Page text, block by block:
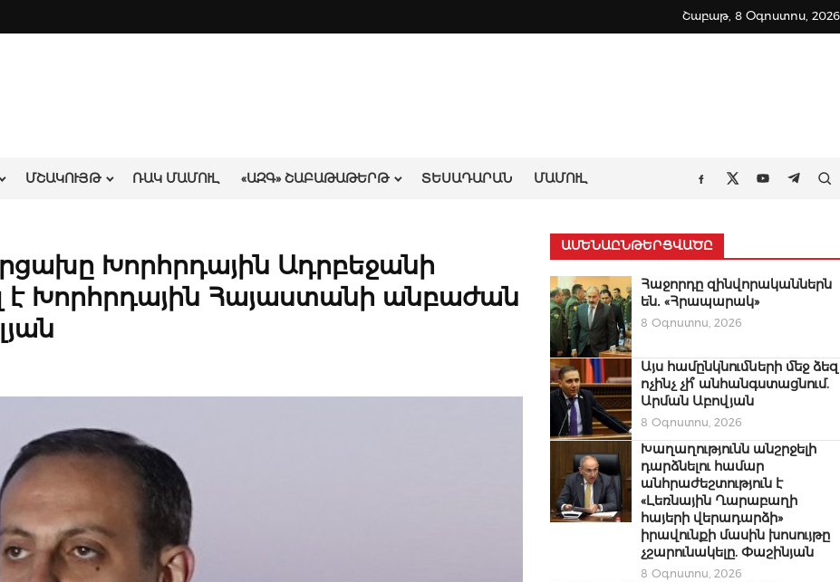
Շաբաթ, 8 Օգոստոս, 2026
ՄՇԱԿՈՒՅԹ ՌԱԿ ՄԱՄՈՒԼ «ԱԶԳ» ՇԱԲԱԹԱԹԵՐԹ ՏԵՍԱԴԱՐԱՆ ՄԱՄՈՒԼ
Facebook
TwitterYoutube
Խորհրդային Ադրբեջանի
է Խորհրդային Հայաստանի անբաժան
ԱՄԵՆԱԸՆԹԵՐՑՎԱԾԸ
Հաջորդը զինվորականներն
են․ «Հրապարակ»
8 Օգոստոս, 2026
Այս համընկնումների մեջ ձեզ
ոչինչ չի՞ անհանգստացնում.
Արման Աբովյան
8 Օգոստոս, 2026
Խաղաղությունն անշրջելի
դարձնելու համար
անհրաժեշտություն է
«Լեռնային Ղարաբաղի
հայերի վերադարձի»
իրավունքի մասին խոսույթը
չշարունակելը. Փաշինյան
8 Օգոստոս, 2026